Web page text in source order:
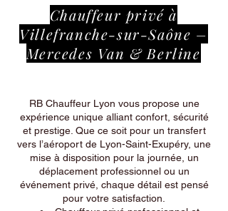
Chauffeur privé à
Villefranche-sur-Saône –
Mercedes Van & Berline
RB Chauffeur Lyon vous propose une
expérience unique alliant confort, sécurité
et prestige. Que ce soit pour un transfert
vers l’aéroport de Lyon-Saint-Exupéry, une
mise à disposition pour la journée, un
déplacement professionnel ou un
événement privé, chaque détail est pensé
pour votre satisfaction.